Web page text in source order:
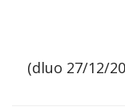
(dluo 27/12/